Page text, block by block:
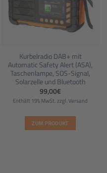
Kurbelradio DAB+ mit
Automatic Safety Alert (ASA),
Taschenlampe, SOS-Signal,
Solarzelle und Bluetooth
99,00€
Enthält 19% MwSt.zzgl.Versand
ZUM PRODUKT